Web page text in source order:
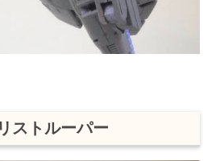
ストルーパー